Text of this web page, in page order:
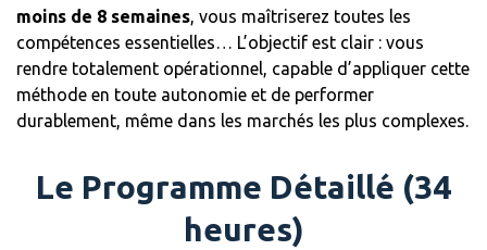
moins de 8 semaines, vous maîtriserez toutes les
compétences essentielles… L’objectif est clair : vous
rendre totalement opérationnel, capable d’appliquer cette
méthode en toute autonomie et de performer
durablement, même dans les marchés les plus complexes.
Le Programme Détaillé (34
heures)